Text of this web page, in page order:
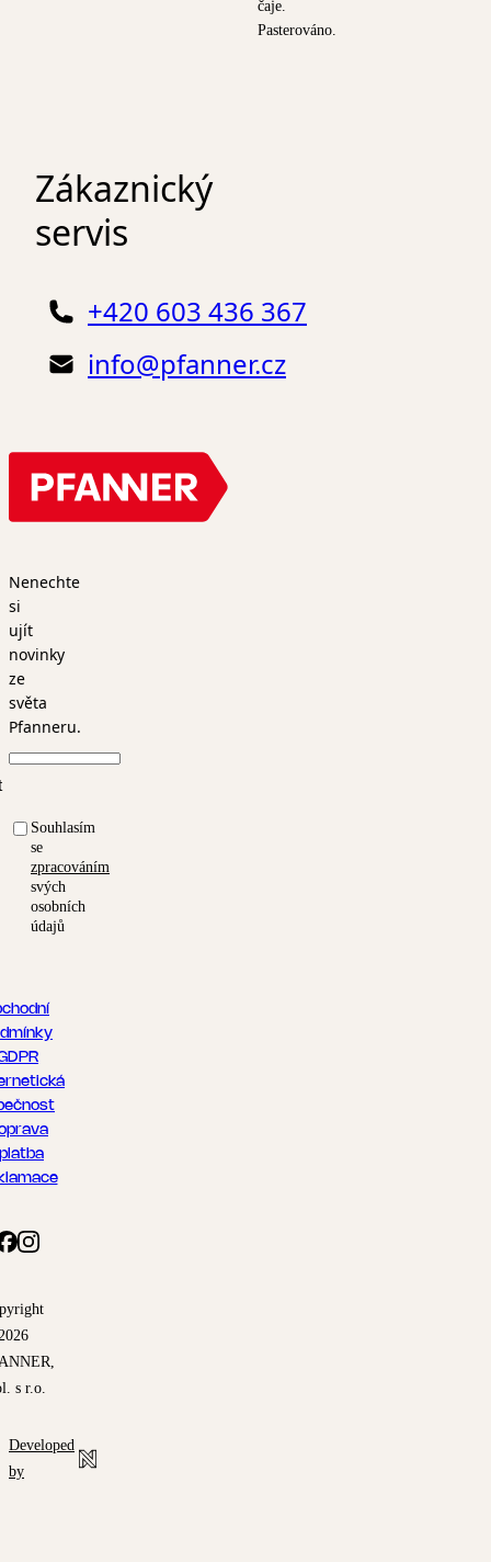
čaje.
Pasterováno.
Nenechte
si
ujít
novinky
ze
světa
Pfanneru.
Souhlasím
se
zpracováním
svých
osobních
údajů
s r.o.
Zákaznický
servis
+420 603 436 367
info@pfanner.cz
Developed
by